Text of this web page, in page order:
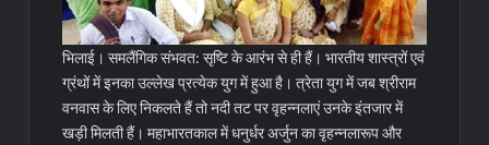
भिलाई। समलैंगिक संभवत: सृष्टि के आरंभ से ही हैं। भारतीय शास्त्रों एवं
ग्रंथों में इनका उल्लेख प्रत्येक युग में हुआ है। त्रेता युग में जब श्रीराम
वनवास के लिए निकलते हैं तो नदी तट पर वृहन्नलाएं उनके इंतजार में
खड़ी मिलती हैं। महाभारतकाल में धनुर्धर अर्जुन का वृहन्नलारूप और